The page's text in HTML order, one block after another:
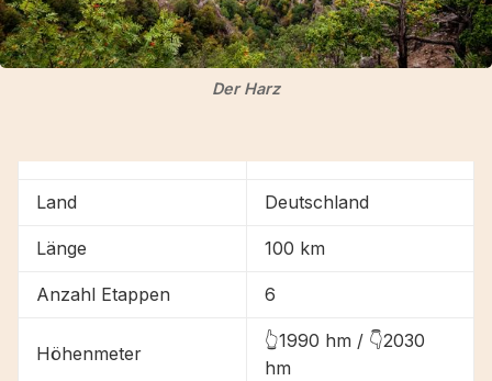
Der Harz
Land Deutschland
Länge 100 km
Anzahl Etappen 6
Höhenmeter
👆1990 hm / 👇2030
hm